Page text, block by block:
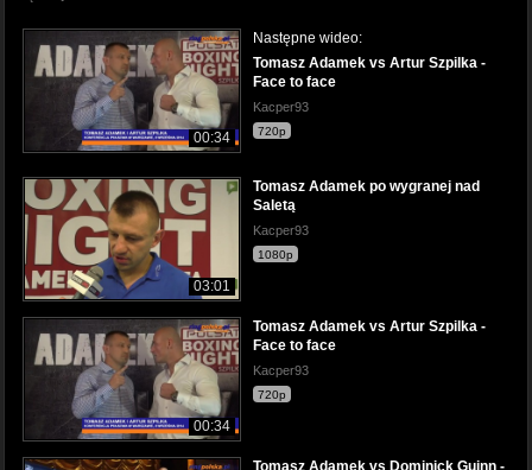
00:34
Następne wideo:
Tomasz Adamek vs Artur Szpilka -
Face to face
Kacper93
720p
03:01
Tomasz Adamek po wygranej nad
Saletą
Kacper93
1080p
00:34
Tomasz Adamek vs Artur Szpilka -
Face to face
Kacper93
720p
Tomasz Adamek vs Dominick Guinn -